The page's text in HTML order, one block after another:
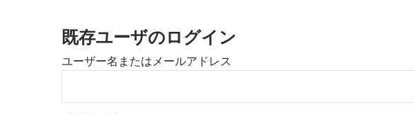
既存ユーザのログイン
ユーザー名またはメールアドレス